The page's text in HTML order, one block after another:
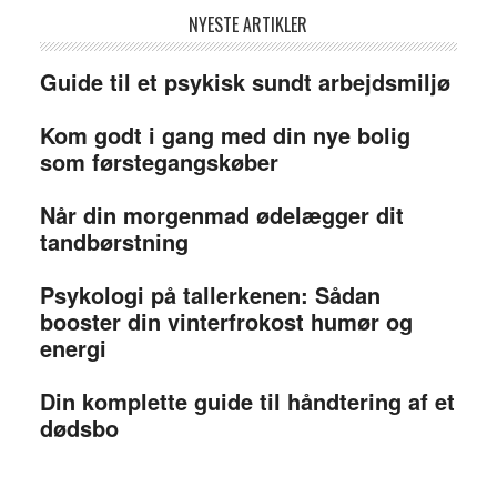
NYESTE ARTIKLER
Guide til et psykisk sundt arbejdsmiljø
Kom godt i gang med din nye bolig
som førstegangskøber
Når din morgenmad ødelægger dit
tandbørstning
Psykologi på tallerkenen: Sådan
booster din vinterfrokost humør og
energi
Din komplette guide til håndtering af et
dødsbo